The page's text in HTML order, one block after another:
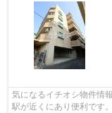
気になるイチオシ物件情
駅が近くにあり便利です